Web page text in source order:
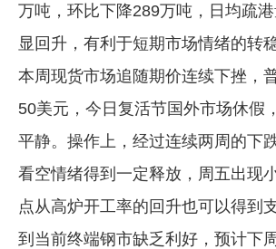
万吨，环比下降289万吨，日均疏
显回升，有利于短期市场情绪的转
本周现货市场追随期价连续下挫，
50美元，今日复活节国外市场休假
平静。操作上，经过连续两周的下
看空情绪得到一定释放，周五出现
点从高炉开工率的回升也可以得到
到当前终端钢市缺乏利好，预计下